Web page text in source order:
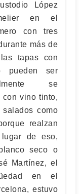
López
en el
con tres
más de
tapas con
pueden ser
se
con vino tinto,
como
realzan
de eso,
seco o
Martínez, el
en el
estuvo